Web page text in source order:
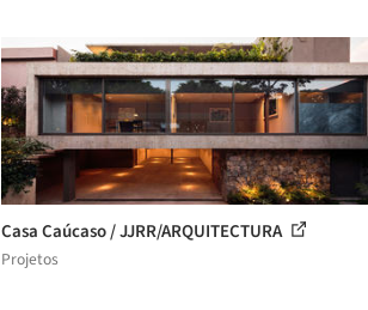
Casa Caúcaso / JJRR/ARQUITECTURA
Projetos